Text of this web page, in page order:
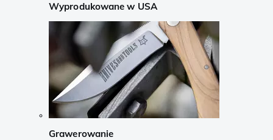
Wyprodukowane w USA
Grawerowanie